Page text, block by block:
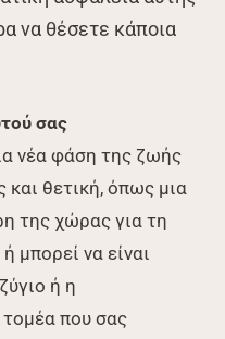
να θέσετε κάποια
σας
νέα φάση της ζωής
και θετική, όπως μια
της χώρας για τη
μπορεί να είναι
ή η
που σας